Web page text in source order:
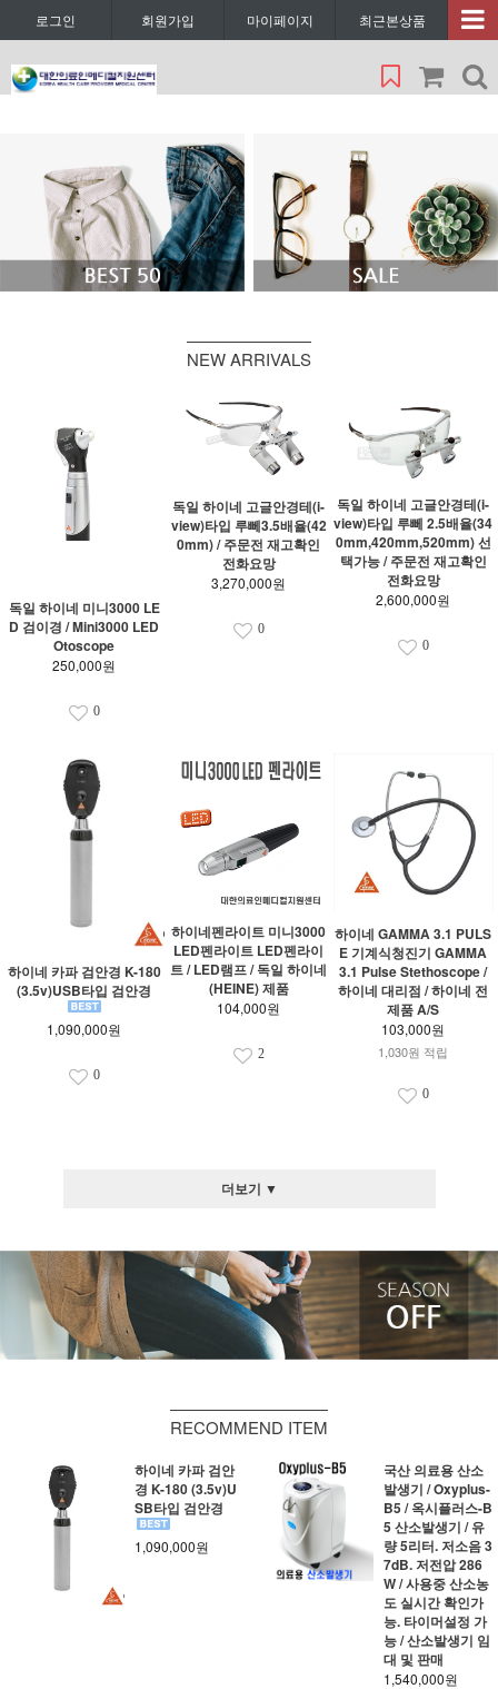
로그인 회원가입 마이페이지 최근본상품
NEW ARRIVALS
독일 하이네 미니3000 LE
D 검이경 / Mini3000 LED
Otoscope
250,000원
0
독일 하이네 고글안경테(i-
view)타입 루뻬3.5배율(42
0mm) / 주문전 재고확인
전화요망
3,270,000원
0
독일 하이네 고글안경테(i-
view)타입 루뻬 2.5배율(34
0mm,420mm,520mm) 선
택가능 / 주문전 재고확인
전화요망
2,600,000원
0
하이네 카파 검안경 K-180
(3.5v)USB타입 검안경
1,090,000원
0
하이네펜라이트 미니3000
LED펜라이트 LED펜라이
트 / LED램프 / 독일 하이네
(HEINE) 제품
104,000원
2
하이네 GAMMA 3.1 PULS
E 기계식청진기 GAMMA
3.1 Pulse Stethoscope /
하이네 대리점 / 하이네 전
제품 A/S
103,000원
1,030원 적립
0
더보기 ▼
RECOMMEND ITEM
하이네 카파 검안
경 K-180 (3.5v)U
SB타입 검안경
1,090,000원
국산 의료용 산소
발생기 / Oxyplus-
B5 / 옥시플러스-B
5 산소발생기 / 유
량 5리터. 저소음 3
7dB. 저전압 286
W / 사용중 산소농
도 실시간 확인가
능. 타이머설정 가
능 / 산소발생기 임
대 및 판매
1,540,000원